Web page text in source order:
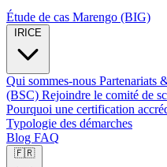
Étude de cas Marengo (BIG)
IRICE
Qui sommes-nous Partenariats
(BSC) Rejoindre le comité de
Pourquoi une certification
Typologie des démarches
Blog FAQ
🇫🇷